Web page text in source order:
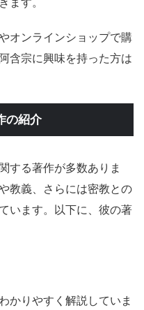
オンラインショップで購
含宗に興味を持った方は
の紹介
する著作が多数ありま
教義、さらには密教との
います。以下に、彼の著
かりやすく解説していま